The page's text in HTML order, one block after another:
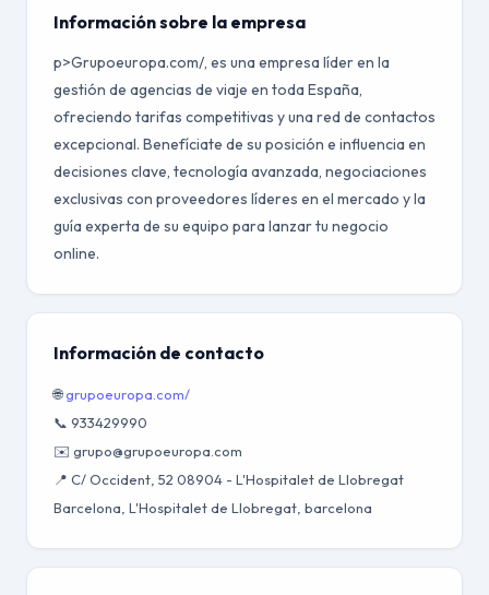
Información sobre la empresa
p>Grupoeuropa.com/, es una empresa líder en la
gestión de agencias de viaje en toda España,
ofreciendo tarifas competitivas y una red de contactos
excepcional. Benefíciate de su posición e influencia en
decisiones clave, tecnología avanzada, negociaciones
exclusivas con proveedores líderes en el mercado y la
guía experta de su equipo para lanzar tu negocio
online.
Información de contacto
🌐grupoeuropa.com/
📞 933429990
✉️ grupo@grupoeuropa.com
📍 C/ Occident, 52 08904 - L'Hospitalet de Llobregat
Barcelona, L'Hospitalet de Llobregat, barcelona